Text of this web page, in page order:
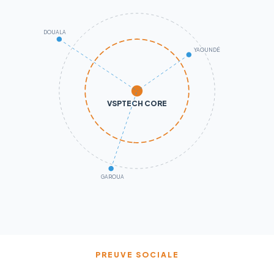
VSPTECH CORE
DOUALA
YAOUNDÉ
GAROUA
PREUVE SOCIALE